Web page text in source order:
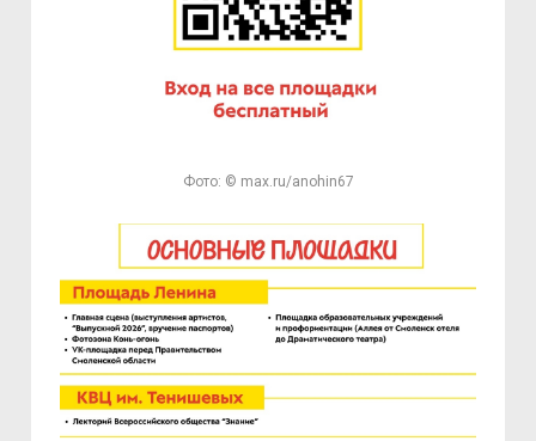
Фото: © max.ru/anohin67